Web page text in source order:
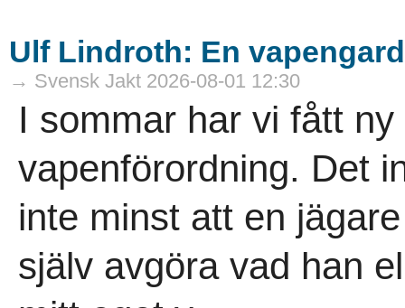
Ulf Lindroth: En
→ Svensk Jakt 2026-08-01 12:30
I sommar har vi fått
vapenförordning. Det
inte minst att en
själv avgöra vad han